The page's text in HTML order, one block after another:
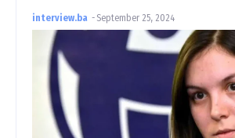
interview.ba - September 25, 2024